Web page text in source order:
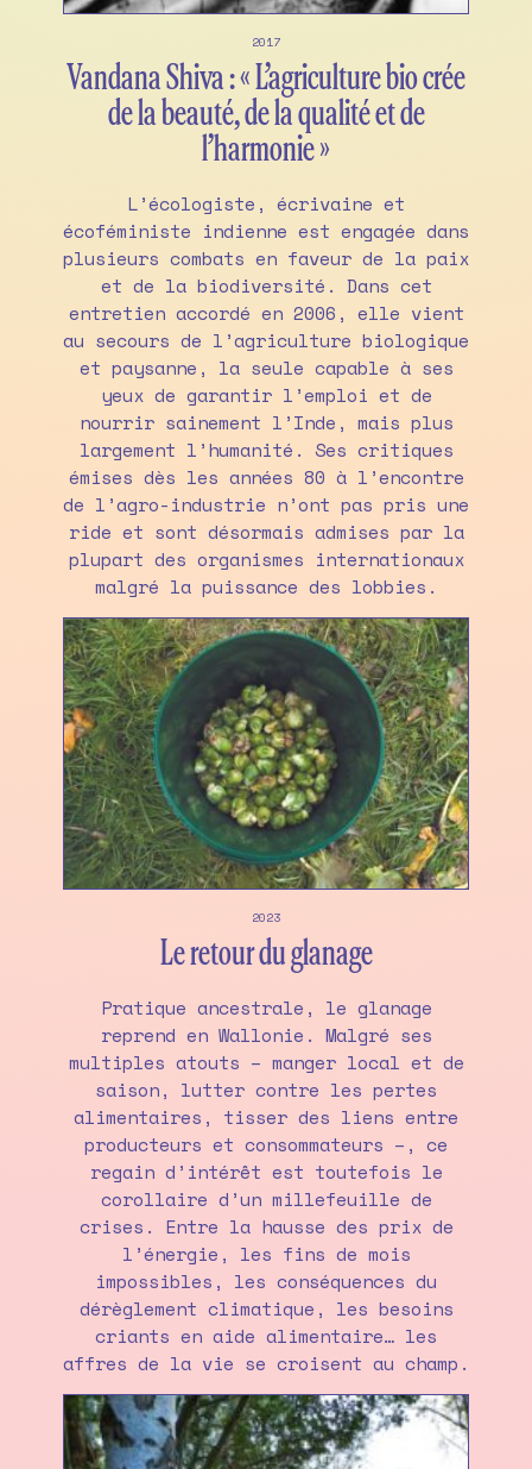
2017
Vandana Shiva : « L’agriculture bio crée
de la beauté, de la qualité et de
l’harmonie »
L’écologiste, écrivaine et
écoféministe indienne est engagée dans
plusieurs combats en faveur de la paix
et de la biodiversité. Dans cet
entretien accordé en 2006, elle vient
au secours de l’agriculture biologique
et paysanne, la seule capable à ses
yeux de garantir l’emploi et de
nourrir sainement l’Inde, mais plus
largement l’humanité. Ses critiques
émises dès les années 80 à l’encontre
de l’agro-industrie n’ont pas pris une
ride et sont désormais admises par la
plupart des organismes internationaux
malgré la puissance des lobbies.
2023
Le retour du glanage
Pratique ancestrale, le glanage
reprend en Wallonie. Malgré ses
multiples atouts – manger local et de
saison, lutter contre les pertes
alimentaires, tisser des liens entre
producteurs et consommateurs –, ce
regain d’intérêt est toutefois le
corollaire d’un millefeuille de
crises. Entre la hausse des prix de
l’énergie, les fins de mois
impossibles, les conséquences du
dérèglement climatique, les besoins
criants en aide alimentaire… les
affres de la vie se croisent au champ.